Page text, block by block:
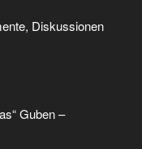
Diskussionen
Guben –